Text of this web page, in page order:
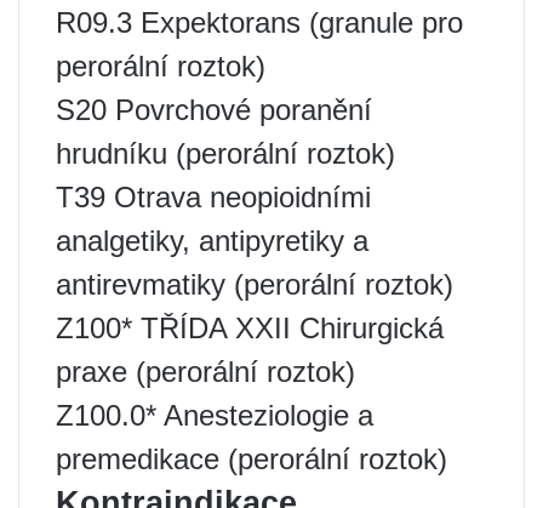
R09.3 Expektorans (granule pro
perorální roztok)
S20 Povrchové poranění
hrudníku (perorální roztok)
T39 Otrava neopioidními
analgetiky, antipyretiky a
antirevmatiky (perorální roztok)
Z100* TŘÍDA XXII Chirurgická
praxe (perorální roztok)
Z100.0* Anesteziologie a
premedikace (perorální roztok)